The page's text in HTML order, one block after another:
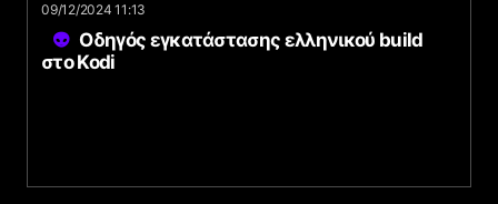
09/12/2024 11:13
Οδηγός εγκατάστασης ελληνικού build
στο Kodi